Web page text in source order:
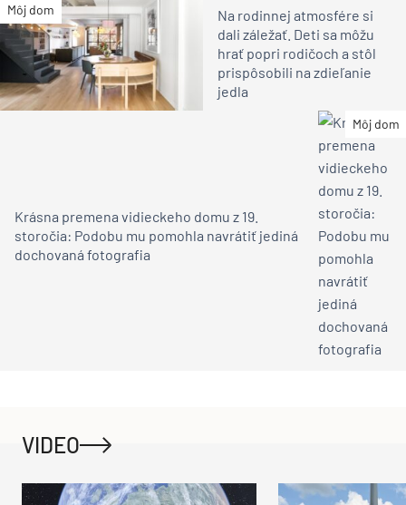
Môj dom
Na rodinnej atmosfére si
dali záležať. Deti sa môžu
hrať popri rodičoch a stôl
prispôsobili na zdieľanie
jedla
Môj dom
Krásna premena vidieckeho domu z 19.
storočia: Podobu mu pomohla navrátiť jediná
dochovaná fotografia
VIDEO